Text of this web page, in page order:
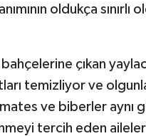
oldukça
çıkan
temizliyor ve
ve biberler aynı
tercih eden